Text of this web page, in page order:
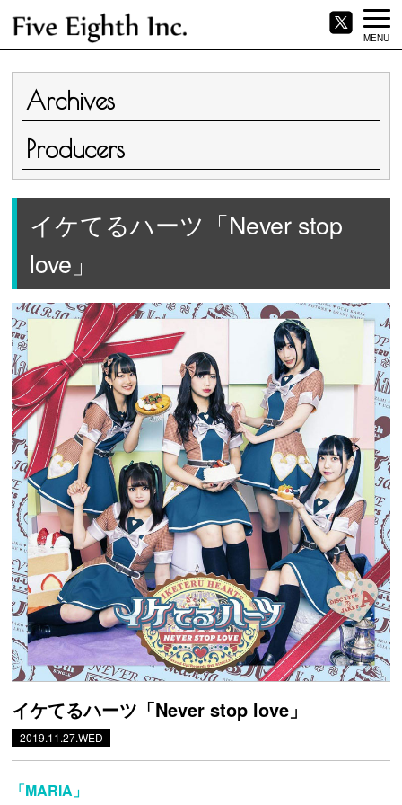
MENU
Archives
Producers
イケてるハーツ「Never stop
love」
イケてるハーツ「Never stop love」
2019.11.27.WED
「MARIA」